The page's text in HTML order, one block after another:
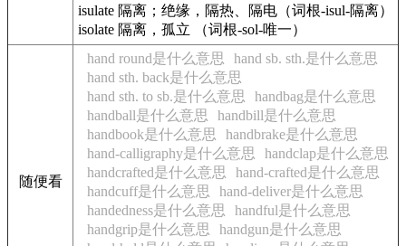
isulate 隔离；绝缘，隔热、隔电（词根-isul-隔离）
isolate 隔离，孤立 （词根-sol-唯一）
随便看
hand round是什么意思
hand sb. sth.是什么意思
hand sth. back是什么意思
hand sth. to sb.是什么意思
handbag是什么意思
handball是什么意思
handbill是什么意思
handbook是什么意思
handbrake是什么意思
hand-calligraphy是什么意思
handclap是什么意思
handcrafted是什么意思
hand-crafted是什么意思
handcuff是什么意思
hand-deliver是什么意思
handedness是什么意思
handful是什么意思
handgrip是什么意思
handgun是什么意思